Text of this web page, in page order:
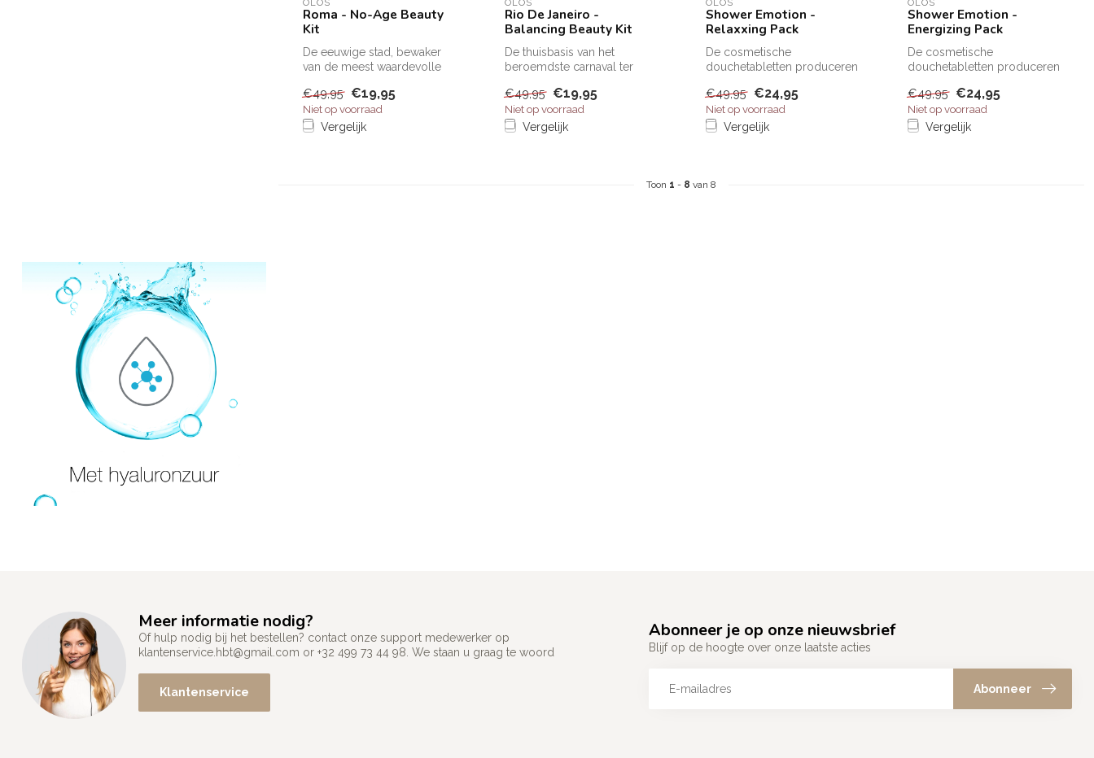
OLOS
Roma - No-Age Beauty
Kit
De eeuwige stad, bewaker
van de meest waardevolle
meesterwerken en...
€49,95 €19,95
Niet op voorraad
Vergelijk
OLOS
Rio De Janeiro -
Balancing Beauty Kit
De thuisbasis van het
beroemdste carnaval ter
warm...
€49,95 €19,95
Niet op voorraad
Vergelijk
OLOS
Shower Emotion -
Relaxxing Pack
De cosmetische
douchetabletten produceren
behulp van strome...
€49,95 €24,95
Niet op voorraad
Vergelijk
OLOS
Shower Emotion -
Energizing Pack
De cosmetische
douchetabletten produceren
behulp van strome...
€49,95 €24,95
Niet op voorraad
Vergelijk
Toon 1 - 8 van 8
Meer informatie nodig?
Of hulp nodig bij het bestellen? contact onze support medewerker op
klantenservice.hbt@gmail.com or +32 499 73 44 98. We staan u graag te woord
Klantenservice
Abonneer je op onze nieuwsbrief
Blijf op de hoogte over onze laatste acties
Abonneer